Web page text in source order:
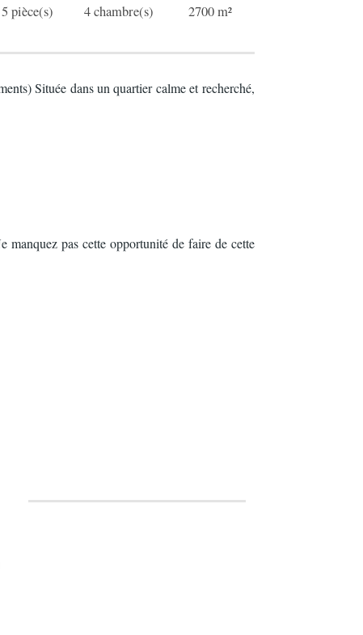
5 pièce(s) 4 chambre(s) 2700 m²
Située dans un quartier calme et recherché,
manquez pas cette opportunité de faire de cette